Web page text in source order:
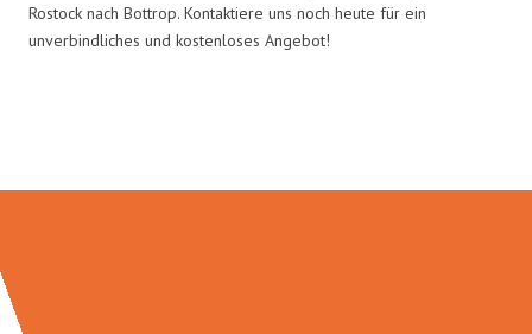
Rostock nach Bottrop. Kontaktiere uns noch heute für ein
unverbindliches und kostenloses Angebot!